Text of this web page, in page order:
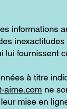
informations
lui fournissent
à titre
aime.com ne
mise en